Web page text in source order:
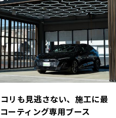
リも見逃さない、施工に最
ーティング専用ブース